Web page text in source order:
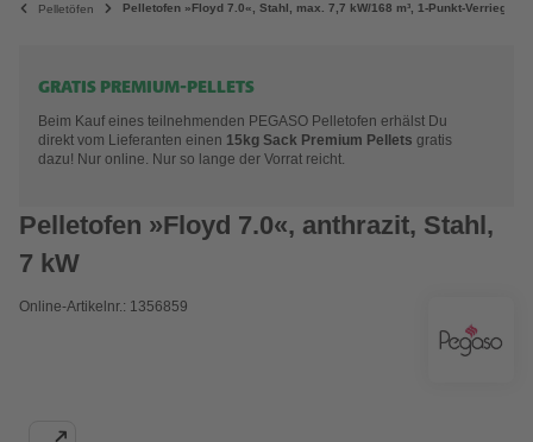
Pelletöfen Pelletofen »Floyd 7.0«, Stahl, max. 7,7 kW/168 m³, 1-Punkt-
GRATIS PREMIUM-PELLETS
Beim Kauf eines teilnehmenden PEGASO Pelletofen erhälst Du
direkt vom Lieferanten einen 15kg Sack Premium Pellets gratis
dazu! Nur online. Nur so lange der Vorrat reicht.
Pelletofen »Floyd 7.0«, anthrazit, Stahl,
7 kW
Online-Artikelnr.: 1356859